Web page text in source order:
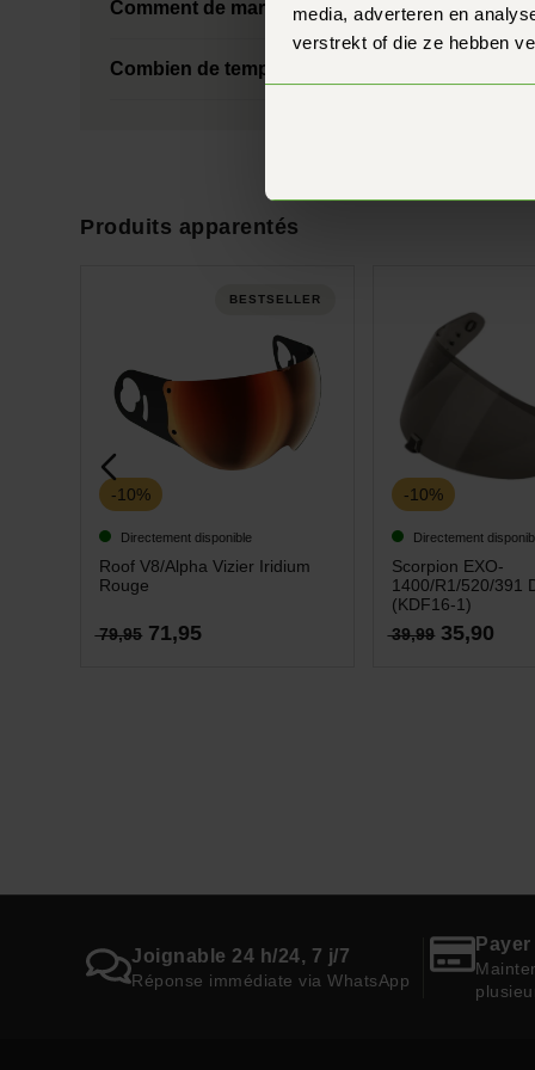
media, adverteren en
verstrekt of die ze hebben
Comment de marche, de garantie du prix de ?
Combien de temps faut-il pour recevoir ma
Produits apparentés
BESTSELLER
-10%
Directement disponible
Roof V8/Alpha Vizier Iridium
Rouge
79,95 71,95
-10%
Directement
Scorpion EXO-
1400/R1/520/391
(KDF16-1)
39,9935,90
Joignable 24 h/24, 7 j/7
Réponse immédiate via WhatsApp